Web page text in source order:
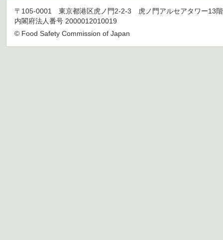
〒105-0001 東京都港区虎ノ門2-2-3 虎ノ門アルセアタワー13
内閣府法人番号 2000012010019
© Food Safety Commission of Japan